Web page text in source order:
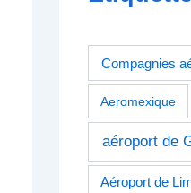
Compagnies
Aeromexique
aéroport de
Aéroport de